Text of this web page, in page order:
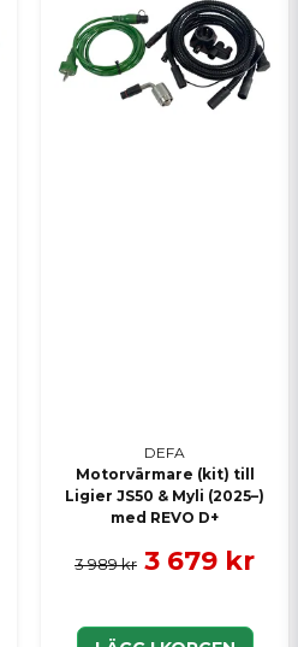
DEFA
Motorvärmare (kit) till
Ligier JS50 & Myli (2025–)
med REVO D+
3 989 kr 3 679 kr